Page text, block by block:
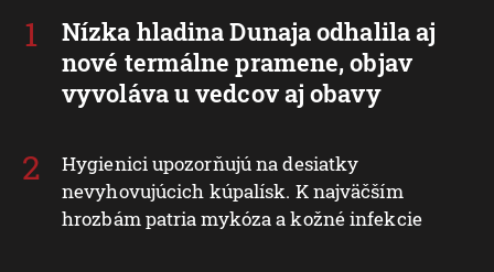
Nízka hladina Dunaja odhalila aj
nové termálne pramene, objav
vyvoláva u vedcov aj obavy
Hygienici upozorňujú na desiatky
nevyhovujúcich kúpalísk. K najväčším
hrozbám patria mykóza a kožné infekcie